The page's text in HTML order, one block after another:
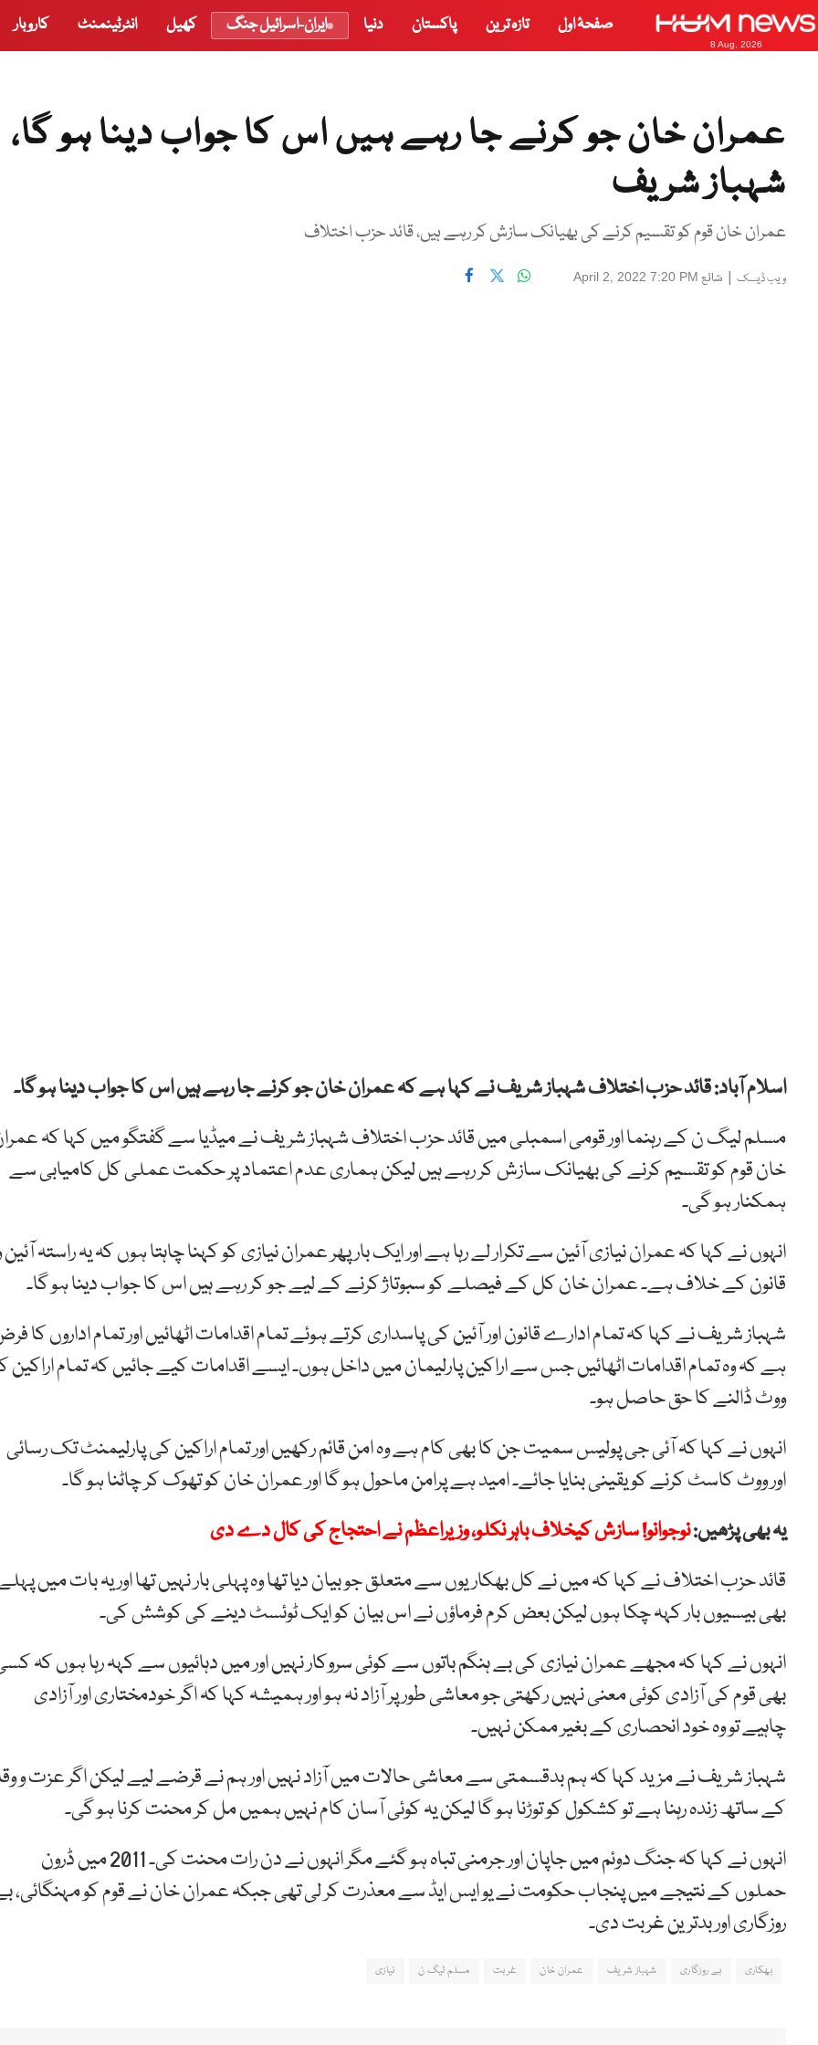
8 Aug, 2026
صفحۂ اول تازہ ترین پاکستان دنیا ایران-اسرائیل جنگ کھیل انٹرٹینمنٹ کاروبار
عمران خان جو کرنے جا رہے ہیں اس کا جواب دینا ہو گا،
شہباز شریف
عمران خان قوم کو تقسیم کرنے کی بھیانک سازش کر رہے ہیں، قائد حزب اختلاف
ویب ڈیسک | شائع April 2, 2022 7:20 PM
اسلام آباد: قائد حزب اختلاف شہباز شریف نے کہا ہے کہ عمران خان جو کرنے جا رہے ہیں اس کا جواب دینا ہو گا۔
مسلم لیگ ن کے رہنما اور قومی اسمبلی میں قائد حزب اختلاف شہباز شریف نے میڈیا سے گفتگو میں کہا کہ
خان قوم کو تقسیم کرنے کی بھیانک سازش کر رہے ہیں لیکن ہماری عدم اعتماد پر حکمت عملی کل کامیابی سے
ہمکنار ہو گی۔
انہوں نے کہا کہ عمران نیازی آئین سے تکرار لے رہا ہے اور ایک بار پھر عمران نیازی کو کہنا چاہتا ہوں کہ یہ راستہ آئین
قانون کے خلاف ہے۔ عمران خان کل کے فیصلے کو سبوتاژ کرنے کے لیے جو کر رہے ہیں اس کا جواب دینا ہو گا۔
شہباز شریف نے کہا کہ تمام ادارے قانون اور آئین کی پاسداری کرتے ہوئے تمام اقدامات اٹھائیں اور تمام اداروں کا
ہے کہ وہ تمام اقدامات اٹھائیں جس سے اراکین پارلیمان میں داخل ہوں۔ ایسے اقدامات کیے جائیں کہ تمام اراکین
ووٹ ڈالنے کا حق حاصل ہو۔
انہوں نے کہا کہ آئی جی پولیس سمیت جن کا بھی کام ہے وہ امن قائم رکھیں اور تمام اراکین کی پارلیمنٹ تک رسائی
اور ووٹ کاسٹ کرنے کو یقینی بنایا جائے۔ امید ہے پرامن ماحول ہو گا اور عمران خان کو تھوک کر چاٹنا ہو گا۔
یہ بھی پڑھیں:نوجوانو! سازش کیخلاف باہر نکلو، وزیراعظم نے احتجاج کی کال دے دی
قائد حزب اختلاف نے کہا کہ میں نے کل بھکاریوں سے متعلق جو بیان دیا تھا وہ پہلی بار نہیں تھا اور یہ بات میں
بھی بیسیوں بار کہہ چکا ہوں لیکن بعض کرم فرماؤں نے اس بیان کو ایک ٹوئسٹ دینے کی کوشش کی۔
انہوں نے کہا کہ مجھے عمران نیازی کی بے ہنگم باتوں سے کوئی سروکار نہیں اور میں دہائیوں سے کہہ رہا ہوں کہ
بھی قوم کی آزادی کوئی معنی نہیں رکھتی جو معاشی طور پر آزاد نہ ہو اور ہمیشہ کہا کہ اگر خودمختاری اور آزادی
چاہیے تو وہ خود انحصاری کے بغیر ممکن نہیں۔
شہباز شریف نے مزید کہا کہ ہم بدقسمتی سے معاشی حالات میں آزاد نہیں اور ہم نے قرضے لیے لیکن اگر عزت و
کے ساتھ زندہ رہنا ہے تو کشکول کو توڑنا ہو گا لیکن یہ کوئی آسان کام نہیں ہمیں مل کر محنت کرنا ہو گی۔
انہوں نے کہا کہ جنگ دوئم میں جاپان اور جرمنی تباہ ہو گئے مگر انہوں نے دن رات محنت کی۔ 2011 میں ڈرون
حملوں کے نتیجے میں پنجاب حکومت نے یو ایس ایڈ سے معذرت کر لی تھی جبکہ عمران خان نے قوم کو مہنگائی،
روزگاری اور بدترین غربت دی۔
بھکاری بے روزگاری شہباز شریف عمران خان غربت مسلم لیگ ن نیازی